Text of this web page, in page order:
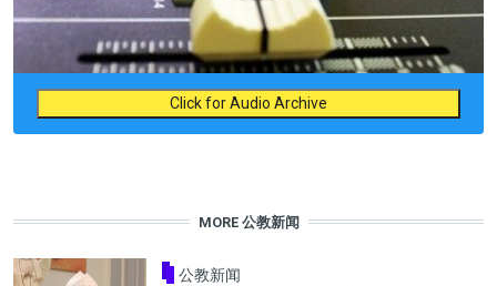
Click for Audio Archive
MORE 公教新闻
公教新闻